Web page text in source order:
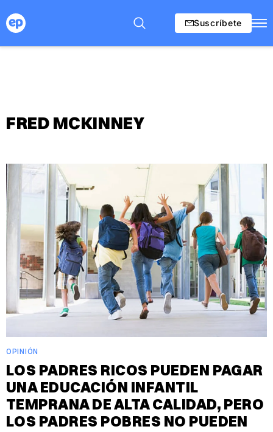
Suscríbete
FRED MCKINNEY
OPINIÓN
LOS PADRES RICOS PUEDEN PAGAR
UNA EDUCACIÓN INFANTIL
TEMPRANA DE ALTA CALIDAD, PERO
LOS PADRES POBRES NO PUEDEN